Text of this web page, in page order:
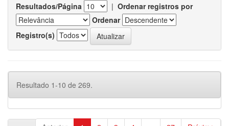
Resultados/Página | Ordenar registros por
Ordenar
Registro(s)
Resultado 1-10 de 269.